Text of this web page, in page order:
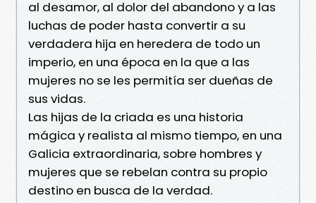
al desamor, al dolor del abandono y a las
luchas de poder hasta convertir a su
verdadera hija en heredera de todo un
imperio, en una época en la que a las
mujeres no se les permitía ser dueñas de
sus vidas.
Las hijas de la criada es una historia
mágica y realista al mismo tiempo, en una
Galicia extraordinaria, sobre hombres y
mujeres que se rebelan contra su propio
destino en busca de la verdad.